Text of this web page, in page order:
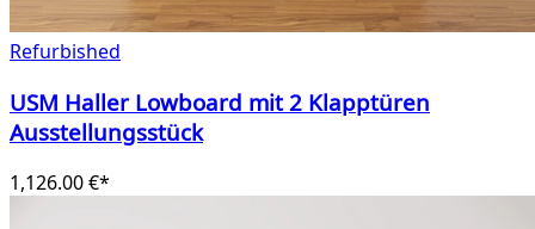
Refurbished
USM Haller Lowboard mit 2 Klapptüren
Ausstellungsstück
1,126.00 €*